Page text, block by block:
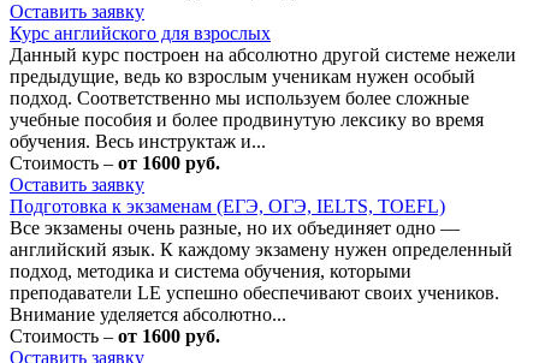
Оставить заявку
Курс английского для взрослых
Данный курс построен на абсолютно другой системе нежели
предыдущие, ведь ко взрослым ученикам нужен особый
подход. Соответственно мы используем более сложные
учебные пособия и более продвинутую лексику во время
обучения. Весь инструктаж и...
Стоимость – от 1600 руб.
Оставить заявку
Подготовка к экзаменам (ЕГЭ, ОГЭ, IELTS, TOEFL)
Все экзамены очень разные, но их объединяет одно —
английский язык. К каждому экзамену нужен определенный
подход, методика и система обучения, которыми
преподаватели LE успешно обеспечивают своих учеников.
Внимание уделяется абсолютно...
Стоимость – от 1600 руб.
Оставить заявку